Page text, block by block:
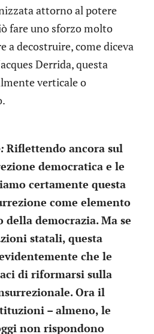
attorno al potere
fare uno sforzo molto
a decostruire, come diceva
Derrida, questa
verticale o
Riflettendo ancora sul
democratica e le
certamente questa
come elemento
democrazia. Ma se
statali, questa
che le
di riformarsi sulla
Ora il
– almeno, le
non rispondono